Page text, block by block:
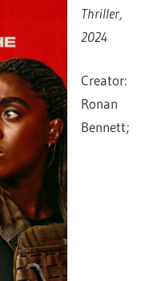
Thriller,
2024
Creator:
Ronan
Bennett;